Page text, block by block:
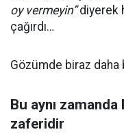
oy vermeyin”diyerek
çağırdı…
Gözümde biraz daha
Bu aynı
zaferidir